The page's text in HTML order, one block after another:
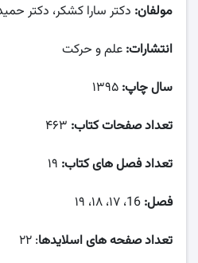
مولفان: دکتر سارا کشکر، دکتر
انتشارات: علم و حرکت
سال چاپ:
تعداد صفحات کتاب:
تعداد فصل های کتاب:
فصل:
تعداد صفحه های اسلایدها: ۲۲